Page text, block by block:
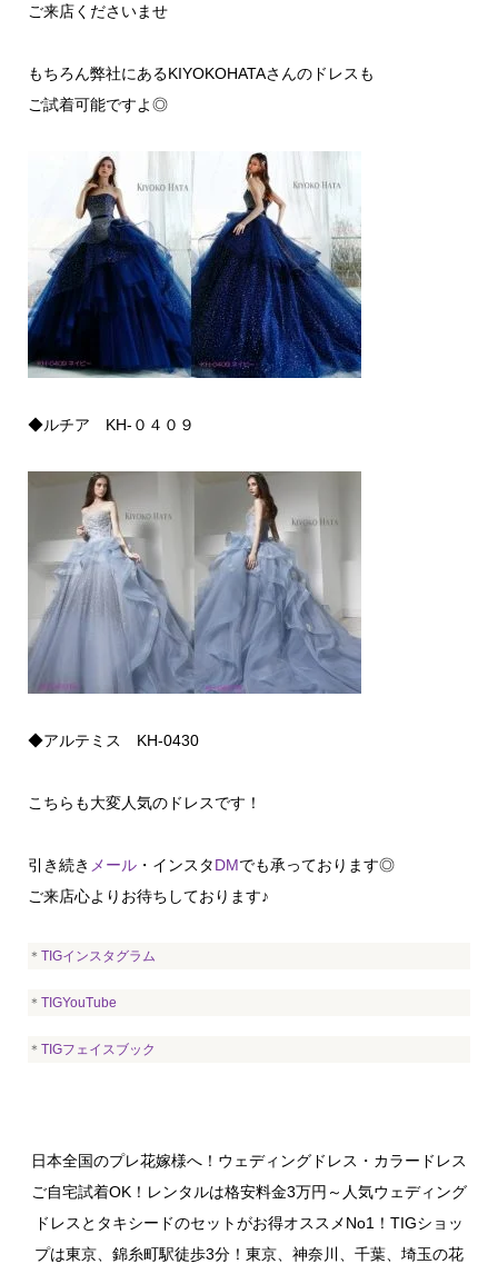
ご来店くださいませ
もちろん弊社にあるKIYOKOHATAさんのドレスも
ご試着可能ですよ◎
◆ルチア KH-０４０９
◆アルテミス KH-0430
こちらも大変人気のドレスです！
引き続き メール・インスタDMでも承っております◎
ご来店心よりお待ちしております♪
＊ TIGインスタグラム
＊ TIGYouTube
＊ TIGフェイスブック
日本全国のプレ花嫁様へ！ウェディングドレス・カラードレス
ご自宅試着OK！レンタルは格安料金3万円～人気ウェディング
ドレスとタキシードのセットがお得オススメNo1！TIGショッ
プは東京、錦糸町駅徒歩3分！東京、神奈川、千葉、埼玉の花